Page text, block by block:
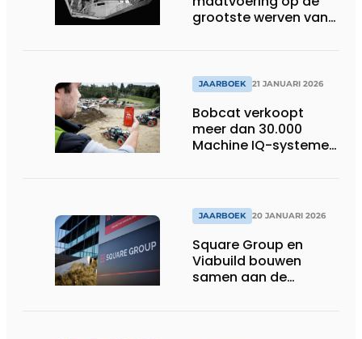
grootste werven van
JAARBOEK 21 JANUARI 2026
Bobcat verkoopt
meer dan 30.000
Machine IQ-systemen
JAARBOEK 20 JANUARI 2026
Square Group en
Viabuild bouwen
samen aan de